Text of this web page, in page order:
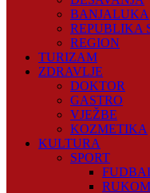
BANJALUKA
REPUBLIKA
REGION
TURIZAM
ZDRAVLJE
DOKTOR
GASTRO
VJEŽBE
KOZMETIKA
KULTURA
SPORT